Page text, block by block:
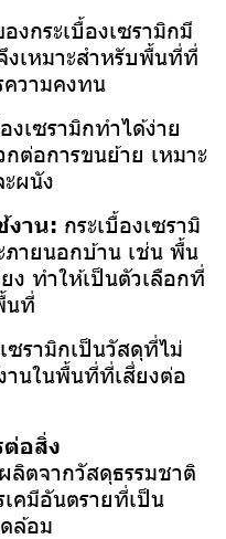
งกระเบื้องเซรามิกมี
เหมาะสำหรับพื้นที่ที่
ความคงทน
งเซรามิกทำได้ง่าย
กต่อการขนย้าย เหมาะ
ผนัง
งาน: กระเบื้องเซรามิ
ภายนอกบ้าน เช่น พื้น
ง ทำให้เป็นตัวเลือกที่
นที่
ซรามิกเป็นวัสดุที่ไม่
นในพื้นที่ที่เสี่ยงต่อ
อสิ่ง
ลิตจากวัสดุธรรมชาติ
คมีอันตรายที่เป็น
ล้อม